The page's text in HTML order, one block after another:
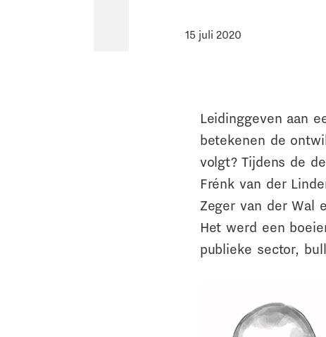
15 juli 2020
Leidinggeven aan
betekenen de
volgt? Tijdens de
Frénk van der
Zeger van der Wal
Het werd een
publieke sector,